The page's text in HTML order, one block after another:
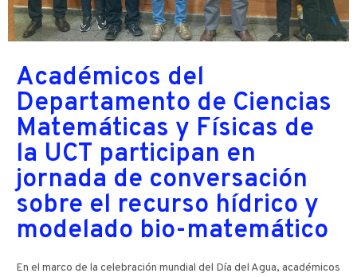
Académicos del
Departamento de Ciencias
Matemáticas y Físicas de
la UCT participan en
jornada de conversación
sobre el recurso hídrico y
modelado bio-matemático
En el marco de la celebración mundial del Día del Agua, académicos